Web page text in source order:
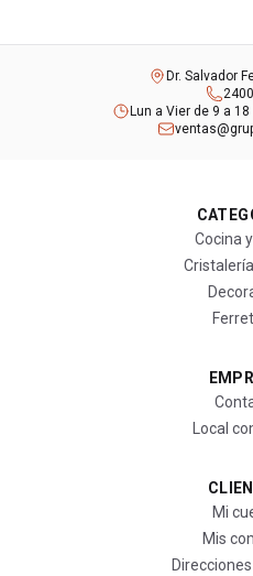
Dr. Salvador
Lun a Vier de 9 a
Cocina
Local
Mi
Mis